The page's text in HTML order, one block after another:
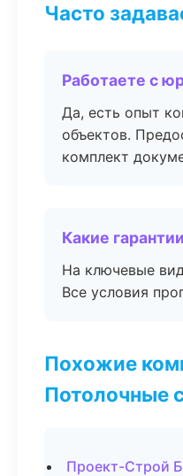
Часто
Работаете с
Да, есть опыт
объектов.
комплект
Какие
На ключевые
Все условия
Похожие
Потолочные
Проект-Строй